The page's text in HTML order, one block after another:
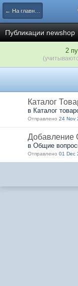
← На главную
Публикации newshop
2
Каталог
в Каталог
Отправлено 24 Nov
Добавление
в Общие
Отправлено 01 Dec